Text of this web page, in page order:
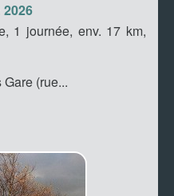
2026
1 journée, env. 17 km,
(rue...